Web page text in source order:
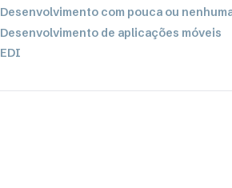
Desenvolvimento com pouca ou
Desenvolvimento de aplicações móveis
EDI
Integração de dados